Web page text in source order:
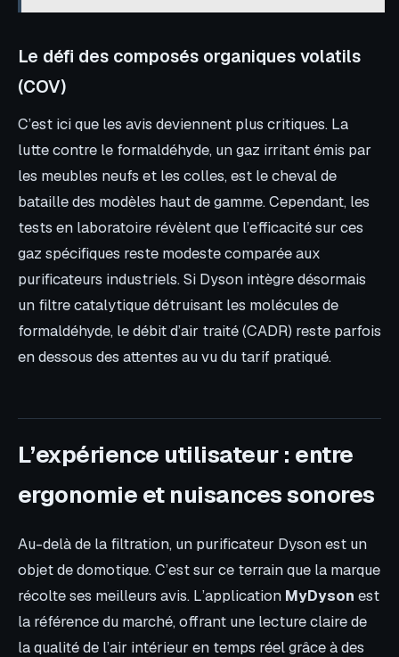
Le défi des composés organiques volatils
(COV)
C’est ici que les avis deviennent plus critiques. La
lutte contre le formaldéhyde, un gaz irritant émis par
les meubles neufs et les colles, est le cheval de
bataille des modèles haut de gamme. Cependant, les
tests en laboratoire révèlent que l’efficacité sur ces
gaz spécifiques reste modeste comparée aux
purificateurs industriels. Si Dyson intègre désormais
un filtre catalytique détruisant les molécules de
formaldéhyde, le débit d’air traité (CADR) reste parfois
en dessous des attentes au vu du tarif pratiqué.
L’expérience utilisateur : entre
ergonomie et nuisances sonores
Au-delà de la filtration, un purificateur Dyson est un
objet de domotique. C’est sur ce terrain que la marque
récolte ses meilleurs avis. L’application MyDyson est
la référence du marché, offrant une lecture claire de
la qualité de l’air intérieur en temps réel grâce à des